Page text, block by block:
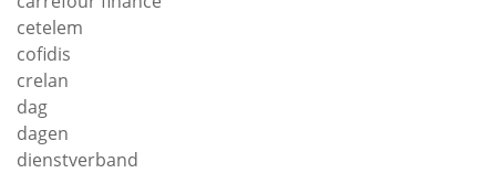
cetelem
cofidis
crelan
dag
dagen
dienstverband